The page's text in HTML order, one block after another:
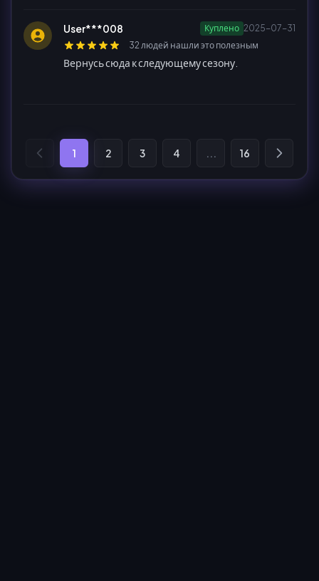
User***008 Куплено 2025-07-31
32 людей нашли это полезным
Вернусь сюда к следующему сезону.
1 2 3 4 ... 16